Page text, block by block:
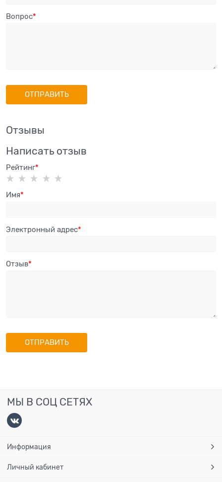
Вопрос
Отзывы
Написать отзыв
Рейтинг
Имя
Электронный адрес
Отзыв
МЫ В СОЦ СЕТЯХ
Информация
Личный кабинет